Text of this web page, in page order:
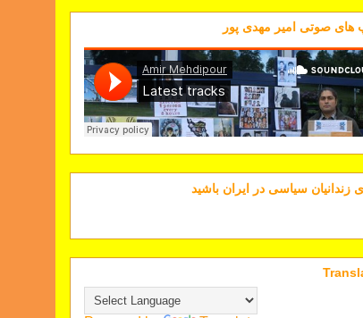
های صوتی امیر مهدی پور
زندانیان سیاسی در ایران باشید